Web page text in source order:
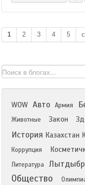
1 2 3 4 5
WOW Авто Армия
Животные
Закон
История Казахстан
Коррупция
Литература Лытдыбр
Общество